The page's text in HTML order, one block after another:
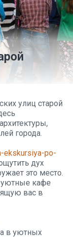
улиц старой
города.
ekskursiya-po-
дух
это место.
уютные кафе
вас в
в уютных